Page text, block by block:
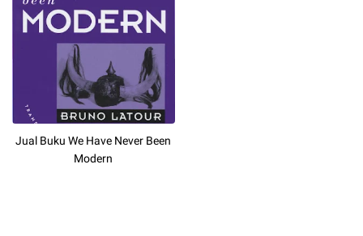
Jual Buku We Have Never Been
Modern